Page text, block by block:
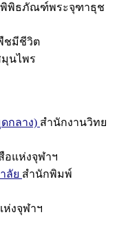
พิพิธภัณฑ์พระจุฑาธุช
มีชีวิต
นไพร
กลาง) สำนักงานวิทย
อแห่งจุฬาฯ
ลัย สำนักพิมพ์
งจุฬาฯ